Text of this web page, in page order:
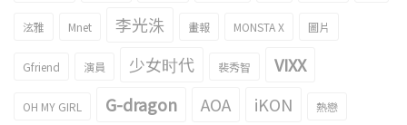
泫雅 Mnet 李光洙 畫報 MONSTA X 圖片
Gfriend 演員 少女时代 裴秀智 VIXX
OH MY GIRL G-dragon AOA iKON 熱戀